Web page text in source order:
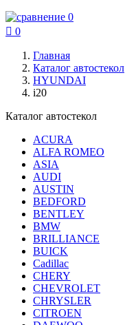
0
 0
Главная
Каталог автостекол
HYUNDAI
i20
Каталог автостекол
ACURA
ALFA ROMEO
ASIA
AUDI
AUSTIN
BEDFORD
BENTLEY
BMW
BRILLIANCE
BUICK
Cadillac
CHERY
CHEVROLET
CHRYSLER
CITROEN